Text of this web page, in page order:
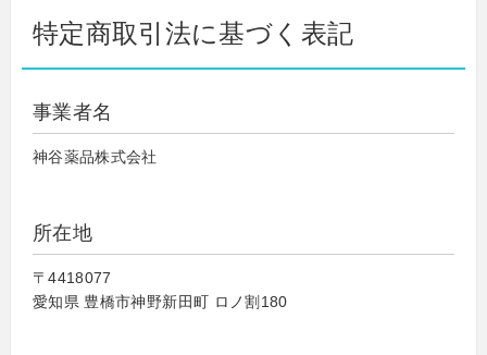
特定商取引法に基づく表記
事業者名
神谷薬品株式会社
所在地
〒4418077
愛知県 豊橋市神野新田町 ロノ割180